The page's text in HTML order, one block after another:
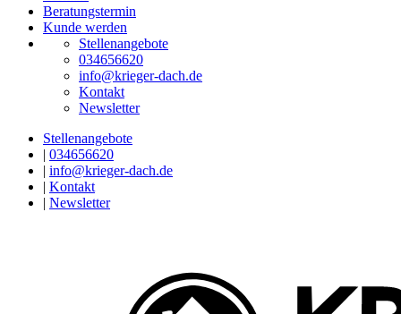
Beratungstermin
Kunde werden
Stellenangebote
034656620
info@krieger-dach.de
Kontakt
Newsletter
Stellenangebote
| 034656620
| info@krieger-dach.de
| Kontakt
| Newsletter